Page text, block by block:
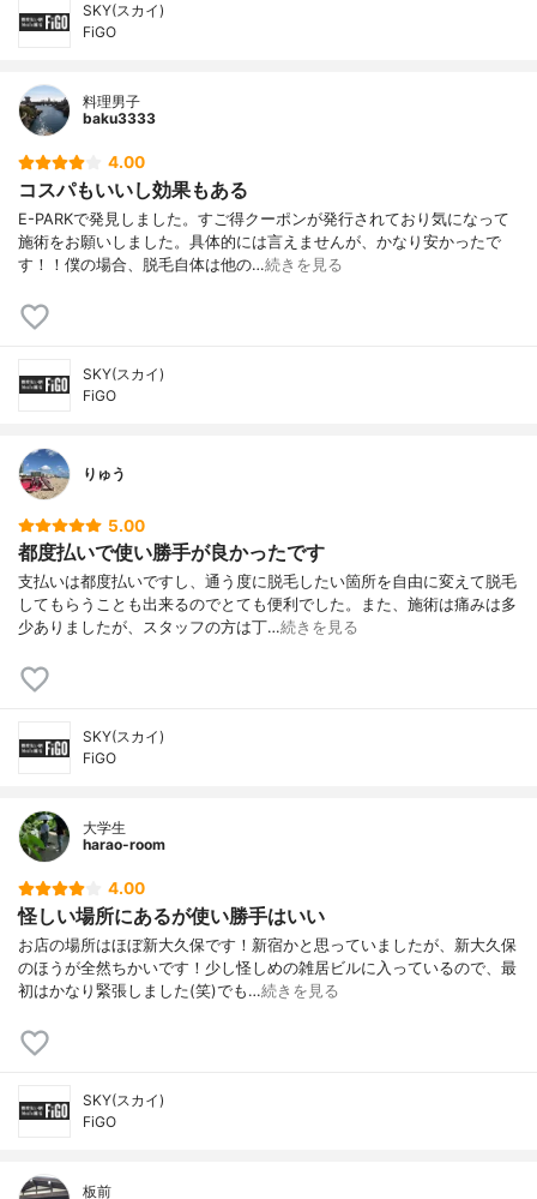
SKY(スカイ)
FiGO
料理男子
baku3333
4.00
コスパもいいし効果もある
E-PARKで発見しました。すご得クーポンが発行されており気になって
施術をお願いしました。具体的には言えませんが、かなり安かったで
す！！僕の場合、脱毛自体は他の…続きを見る
SKY(スカイ)
FiGO
りゅう
5.00
都度払いで使い勝手が良かったです
支払いは都度払いですし、通う度に脱毛したい箇所を自由に変えて脱毛
してもらうことも出来るのでとても便利でした。また、施術は痛みは多
少ありましたが、スタッフの方は丁…続きを見る
SKY(スカイ)
FiGO
大学生
harao-room
4.00
怪しい場所にあるが使い勝手はいい
お店の場所はほぼ新大久保です！新宿かと思っていましたが、新大久保
のほうが全然ちかいです！少し怪しめの雑居ビルに入っているので、最
初はかなり緊張しました(笑)でも…続きを見る
SKY(スカイ)
FiGO
板前